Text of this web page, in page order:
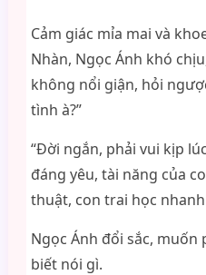
Cảm giác mỉa mai và
Nhàn, Ngọc Ánh khó
không nổi giận, hỏi
tình à?”
“Đời ngắn, phải vui kịp
đáng yêu, tài năng của
thuật, con trai học
Ngọc Ánh đổi sắc,
biết nói gì.